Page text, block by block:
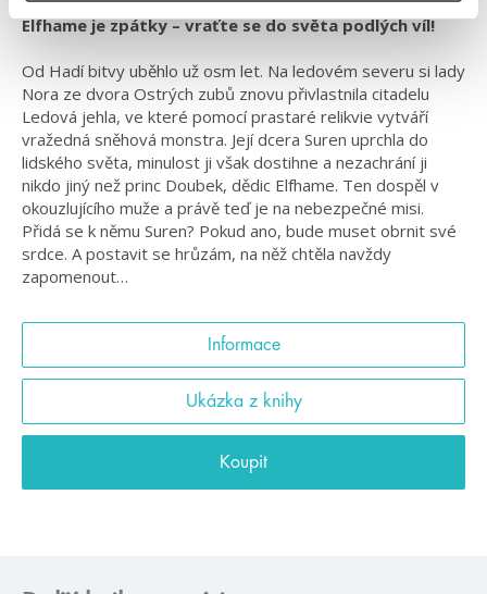
Elfhame je zpátky – vraťte se do světa podlých víl!
Od Hadí bitvy uběhlo už osm let. Na ledovém severu si lady
Nora ze dvora Ostrých zubů znovu přivlastnila citadelu
Ledová jehla, ve které pomocí prastaré relikvie vytváří
vražedná sněhová monstra. Její dcera Suren uprchla do
lidského světa, minulost ji však dostihne a nezachrání ji
nikdo jiný než princ Doubek, dědic Elfhame. Ten dospěl v
okouzlujícího muže a právě teď je na nebezpečné misi.
Přidá se k němu Suren? Pokud ano, bude muset obrnit své
srdce. A postavit se hrůzám, na něž chtěla navždy
zapomenout…
Informace
Ukázka z knihy
Koupit